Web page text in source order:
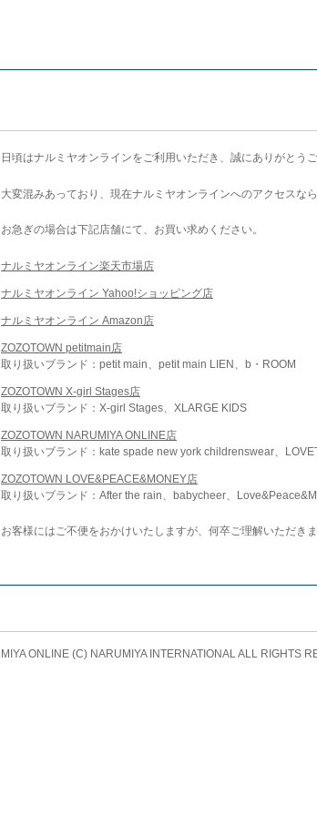
日頃はナルミヤオンラインをご利用いただき、誠にありがとうご
大変混みあっており、現在ナルミヤオンラインへのアクセスな
お急ぎの場合は下記店舗にて、お買い求めください。
ナルミヤオンライン楽天市場店
ナルミヤオンライン Yahoo!ショッピング店
ナルミヤオンライン Amazon店
ZOZOTOWN petitmain店
取り扱いブランド：petit main、petit main LIEN、b・ROOM
ZOZOTOWN X-girl Stages店
取り扱いブランド：X-girl Stages、XLARGE KIDS
ZOZOTOWN NARUMIYA ONLINE店
取り扱いブランド：kate spade new york childrenswear、
ZOZOTOWN LOVE&PEACE&MONEY店
取り扱いブランド：After the rain、babycheer、
お客様にはご不便をおかけいたしますが、何卒ご理解いただき